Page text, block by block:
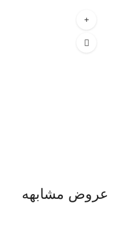
عروض مشابهه